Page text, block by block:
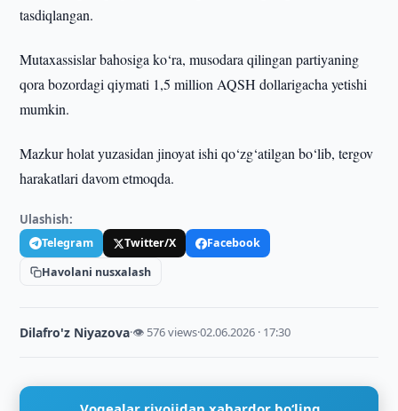
tasdiqlangan.
Mutaxassislar bahosiga ko‘ra, musodara qilingan partiyaning
qora bozordagi qiymati 1,5 million AQSH dollarigacha yetishi
mumkin.
Mazkur holat yuzasidan jinoyat ishi qo‘zg‘atilgan bo‘lib, tergov
harakatlari davom etmoqda.
Ulashish:
Telegram Twitter/X
Facebook
Havolani nusxalash
Dilafro'z Niyazova·👁 576 views·02.06.2026 · 17:30